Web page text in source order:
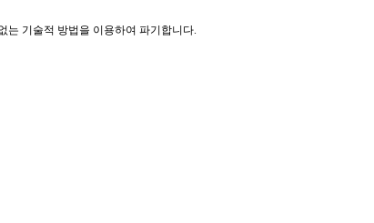
는 기술적 방법을 이용하여 파기합니다